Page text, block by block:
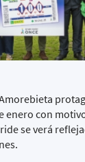
enero con
se verá